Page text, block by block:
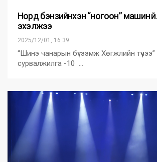
Норд бэнзийнхэн “ногоон” машин
эхэлжээ
2025/12/01, 16:39
“Шинэ чанарын бүтээмж Хөгжлийн
сурвалжилга -10 …